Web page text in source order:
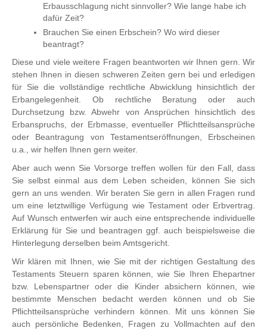
Erbausschlagung nicht sinnvoller? Wie lange habe ich
dafür Zeit?
Brauchen Sie einen Erbschein? Wo wird dieser
beantragt?
Diese und viele weitere Fragen beantworten wir Ihnen gern. Wir
stehen Ihnen in diesen schweren Zeiten gern bei und erledigen
für Sie die vollständige rechtliche Abwicklung hinsichtlich der
Erbangelegenheit. Ob rechtliche Beratung oder auch
Durchsetzung bzw. Abwehr von Ansprüchen hinsichtlich des
Erbanspruchs, der Erbmasse, eventueller Pflichtteilsansprüche
oder Beantragung von Testamentseröffnungen, Erbscheinen
u.a., wir helfen Ihnen gern weiter.
Aber auch wenn Sie Vorsorge treffen wollen für den Fall, dass
Sie selbst einmal aus dem Leben scheiden, können Sie sich
gern an uns wenden. Wir beraten Sie gern in allen Fragen rund
um eine letztwillige Verfügung wie Testament oder Erbvertrag.
Auf Wunsch entwerfen wir auch eine entsprechende individuelle
Erklärung für Sie und beantragen ggf. auch beispielsweise die
Hinterlegung derselben beim Amtsgericht.
Wir klären mit Ihnen, wie Sie mit der richtigen Gestaltung des
Testaments Steuern sparen können, wie Sie Ihren Ehepartner
bzw. Lebenspartner oder die Kinder absichern können, wie
bestimmte Menschen bedacht werden können und ob Sie
Pflichtteilsansprüche verhindern können. Mit uns können Sie
auch persönliche Bedenken, Fragen zu Vollmachten auf den